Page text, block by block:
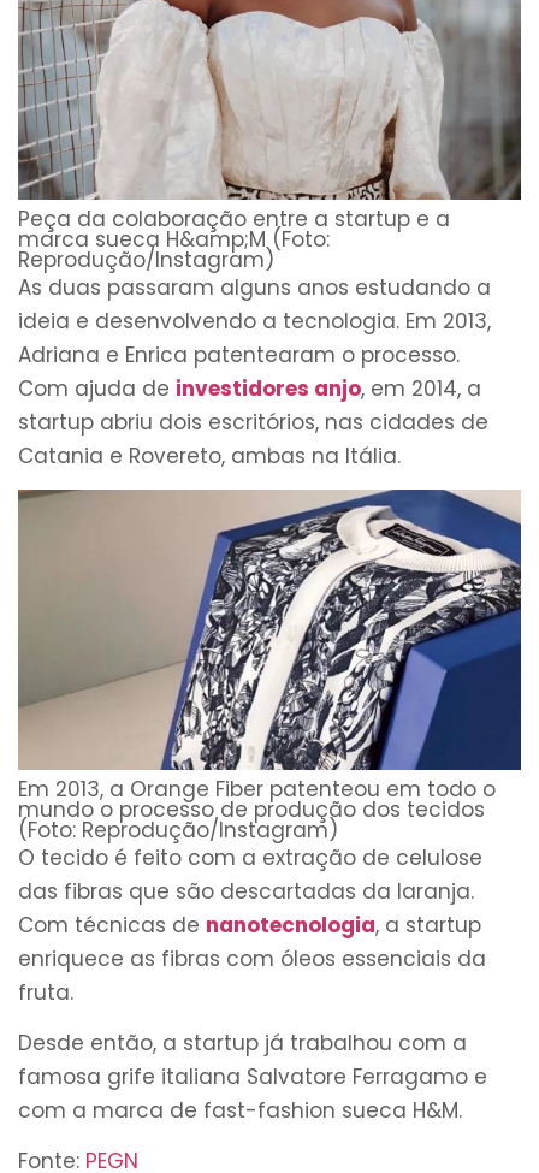
Peça da colaboração entre a startup e a
marca sueca H&amp;M (Foto:
Reprodução/Instagram)
As duas passaram alguns anos estudando a
ideia e desenvolvendo a tecnologia. Em 2013,
Adriana e Enrica patentearam o processo.
Com ajuda de investidores anjo, em 2014, a
startup abriu dois escritórios, nas cidades de
Catania e Rovereto, ambas na Itália.
Em 2013, a Orange Fiber patenteou em todo o
mundo o processo de produção dos tecidos
(Foto: Reprodução/Instagram)
O tecido é feito com a extração de celulose
das fibras que são descartadas da laranja.
Com técnicas de nanotecnologia, a startup
enriquece as fibras com óleos essenciais da
fruta.
Desde então, a startup já trabalhou com a
famosa grife italiana Salvatore Ferragamo e
com a marca de fast-fashion sueca H&M.
Fonte: PEGN